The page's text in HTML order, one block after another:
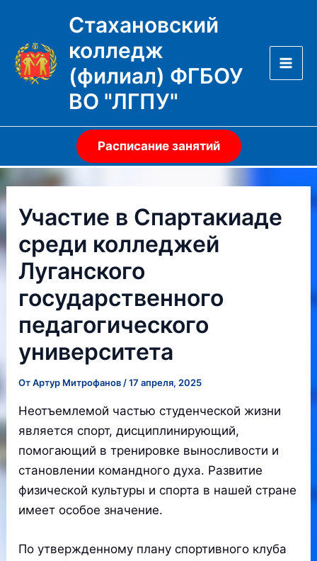
содержимому
Стахановский
колледж
(филиал) ФГБОУ
ВО "ЛГПУ"
Расписание занятий
Участие в Спартакиаде
среди колледжей
Луганского
государственного
педагогического
университета
ОтАртур Митрофанов /17 апреля, 2025
Неотъемлемой частью студенческой жизни
является спорт, дисциплинирующий,
помогающий в тренировке выносливости и
становлении командного духа. Развитие
физической культуры и спорта в нашей стране
имеет особое значение.
По утвержденному плану спортивного клуба